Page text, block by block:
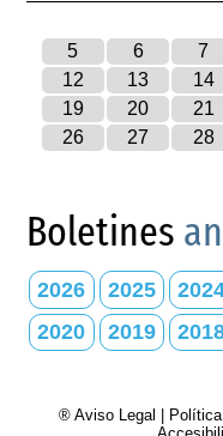
5
6 7
12
13 14
19
20 21
26
27 28
Boletines
2026 2025
2020
2019
® Aviso Legal